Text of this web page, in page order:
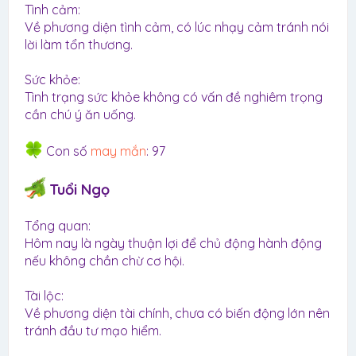
Tình cảm:
Về phương diện tình cảm, có lúc nhạy cảm tránh nói
lời làm tổn thương.
Sức khỏe:
Tình trạng sức khỏe không có vấn đề nghiêm trọng
cần chú ý ăn uống.
Con số may mắn: 97
Tuổi Ngọ
Tổng quan:
Hôm nay là ngày thuận lợi để chủ động hành động
nếu không chần chừ cơ hội.
Tài lộc:
Về phương diện tài chính, chưa có biến động lớn nên
tránh đầu tư mạo hiểm.